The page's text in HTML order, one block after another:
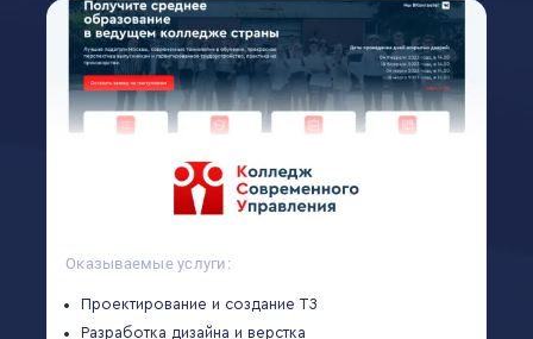
Оказываемые услуги:
Проектирование и создание ТЗ
Разработка дизайна и верстка